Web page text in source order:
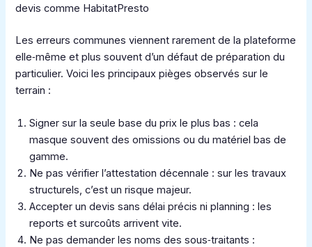
devis comme HabitatPresto
Les erreurs communes viennent rarement de la plateforme
elle‑même et plus souvent d’un défaut de préparation du
particulier. Voici les principaux pièges observés sur le
terrain :
Signer sur la seule base du prix le plus bas : cela
masque souvent des omissions ou du matériel bas de
gamme.
Ne pas vérifier l’attestation décennale : sur les travaux
structurels, c’est un risque majeur.
Accepter un devis sans délai précis ni planning : les
reports et surcoûts arrivent vite.
Ne pas demander les noms des sous‑traitants :